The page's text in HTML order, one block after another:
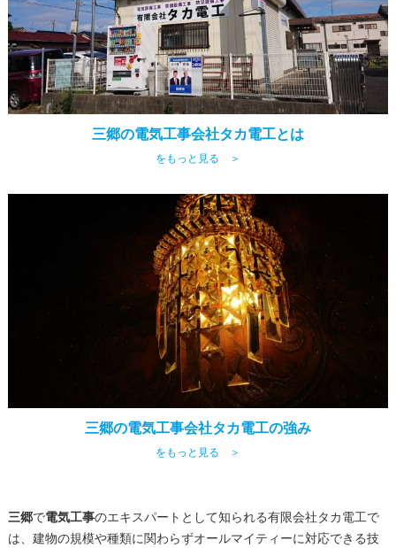
三郷の電気工事会社タカ電工とは
をもっと見る ＞
三郷の電気工事会社タカ電工の強み
をもっと見る ＞
三郷で電気工事のエキスパートとして知られる有限会社タカ電工で
は、建物の規模や種類に関わらずオールマイティーに対応できる技